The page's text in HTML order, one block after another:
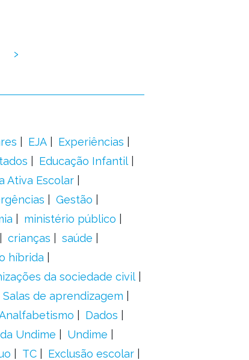
›
EJA
Experiências
Educação Infantil
Ativa Escolar
Gestão
ministério público
crianças
saúde
híbrida
da sociedade civil
Salas de aprendizagem
Dados
Undime
Undime
TC
Exclusão escolar